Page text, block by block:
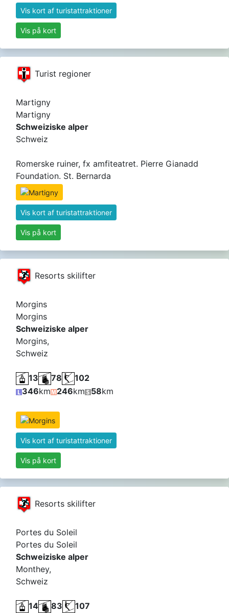
Vis kort af turistattraktioner
Vis på kort
Turist regioner
Martigny
Martigny
Schweiziske alper
Schweiz
Romerske ruiner, fx amfiteatret. Pierre Gianadd
Foundation. St. Bernarda
Vis kort af turistattraktioner
Vis på kort
Resorts skilifter
Morgins
Morgins
Schweiziske alper
Morgins,
Schweiz
13 78
102
346km 246km 58km
Vis kort af turistattraktioner
Vis på kort
Resorts skilifter
Portes du Soleil
Portes du Soleil
Schweiziske alper
Monthey,
Schweiz
14 83
107